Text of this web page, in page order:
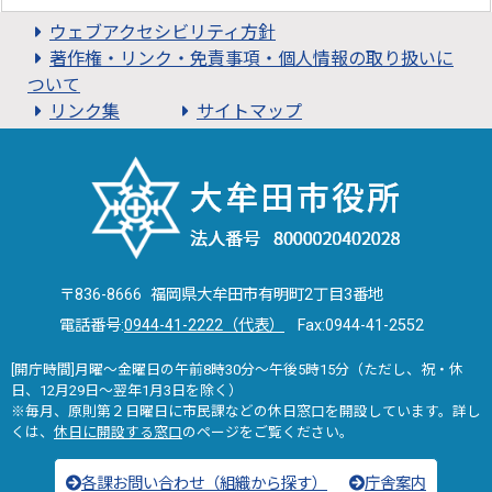
ウェブアクセシビリティ方針
著作権・リンク・免責事項・個人情報の取り扱いに
ついて
リンク集
サイトマップ
〒836-8666 福岡県大牟田市有明町2丁目3番地
電話番号:0944-41-2222（代表） Fax:0944-41-2552
[開庁時間]月曜～金曜日の午前8時30分～午後5時15分（ただし、祝・休
日、12月29日～翌年1月3日を除く）
※毎月、原則第２日曜日に市民課などの休日窓口を開設しています。詳し
くは、 休日に開設する窓口のページをご覧ください。
各課お問い合わせ（組織から探す） 庁舎案内